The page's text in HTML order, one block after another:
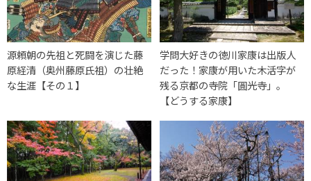
源頼朝の先祖と死闘を演じた藤
原経清（奥州藤原氏祖）の壮絶
な生涯【その１】
学問大好きの徳川家康は出版人
だった！家康が用いた木活字が
残る京都の寺院「圓光寺」。
【どうする家康】